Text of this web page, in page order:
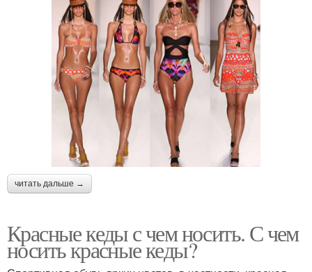
читать дальше →
Красные кеды с чем носить. С чем
носить красные кеды?